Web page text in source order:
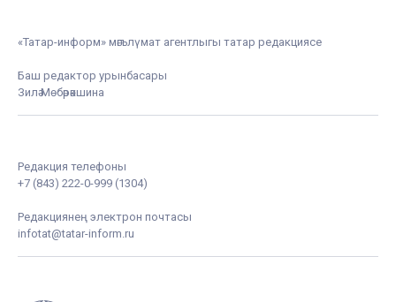
«Татар-информ» мәгълүмат агентлыгы татар редакциясе
Баш редактор урынбасары
Зилә Мөбәрәкшина
Редакция телефоны
+7 (843) 222-0-999 (1304)
Редакциянең электрон почтасы
infotat@tatar-inform.ru